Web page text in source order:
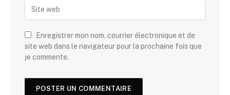
Enregistrer mon nom, courrier électronique et de
site web dans le navigateur pour la prochaine fois que
je commente.